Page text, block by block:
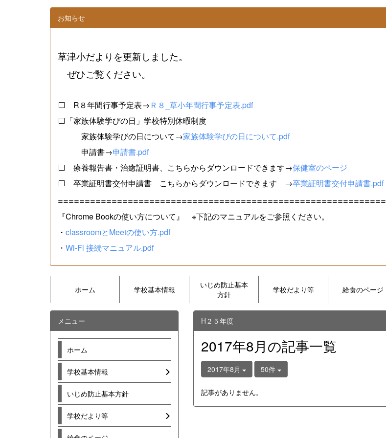
お知らせ
草津小だよりを更新しました。
ぜひご覧ください。
⬜ R８年間行事予定表→ Ｒ８_草小年間行事予定表.pdf
⬜「家族体験学びの日」学校特別休暇制度
家族体験学びの日について→家族体験学びの日について.pdf
申請書→申請書.pdf
⬜ 療養報告書・治癒証明書、こちらからダウンロードできます→保健室のページ
⬜ 卒業証明書交付申請書 こちらからダウンロードできます →卒業証明書交付申請書.pdf
=============================================================
『Chrome Bookの使い方について』 ※下記のマニュアルをご参照ください。
・ classroomとMeetの使い方.pdf
・ Wi-Fi 接続マニュアル.pdf
ホーム 学校基本情報
いじめ防止基本
方針
学校だより等 給食のページ
H２５年度
2017年8月の記事一覧
2017年8月 50件
記事がありません。
メニュー
ホーム
学校基本情報
いじめ防止基本方針
学校だより等